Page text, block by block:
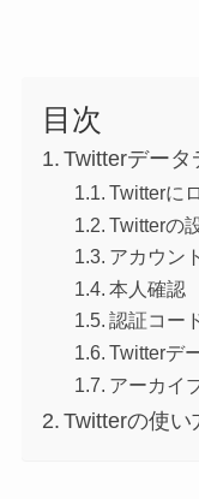
目次
Twitterデータ
Twitterに
Twitterの
アカウント
本人確認
認証コー
Twitterデ
アーカイ
Twitterの使い